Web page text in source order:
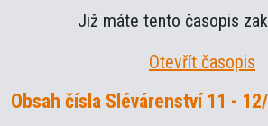
Již máte tento časopis
Otevřít časopis
Obsah čísla Slévárenství 11 -